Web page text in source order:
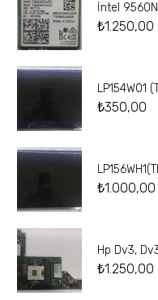
İntel
₺1.250,00
LP154W01
₺350,00
₺1.000,00
Hp Dv3,
₺1.250,00